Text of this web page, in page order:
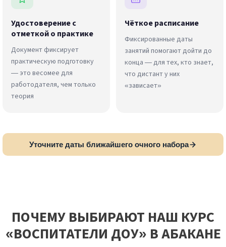
Удостоверение с
отметкой о практике
Документ фиксирует
практическую подготовку
— это весомее для
работодателя, чем только
теория
Чёткое расписание
Фиксированные даты
занятий помогают дойти до
конца — для тех, кто знает,
что дистант у них
«зависает»
Уточните даты ближайшего очного набора
ПОЧЕМУ ВЫБИРАЮТ НАШ КУРС
«ВОСПИТАТЕЛИ ДОУ» В АБАКАНЕ